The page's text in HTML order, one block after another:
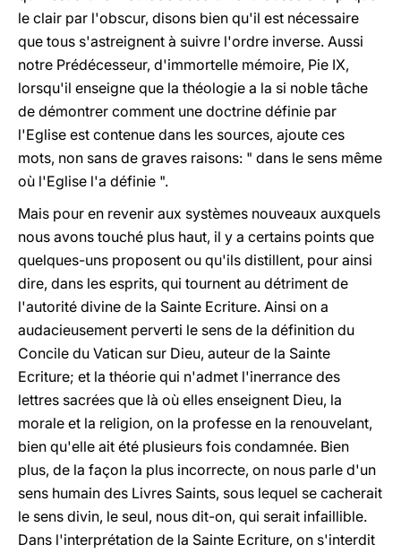
le clair par l'obscur, disons bien qu'il est nécessaire
que tous s'astreignent à suivre l'ordre inverse. Aussi
notre Prédécesseur, d'immortelle mémoire, Pie IX,
lorsqu'il enseigne que la théologie a la si noble tâche
de démontrer comment une doctrine définie par
l'Eglise est contenue dans les sources, ajoute ces
mots, non sans de graves raisons: " dans le sens même
où l'Eglise l'a définie ".
Mais pour en revenir aux systèmes nouveaux auxquels
nous avons touché plus haut, il y a certains points que
quelques-uns proposent ou qu'ils distillent, pour ainsi
dire, dans les esprits, qui tournent au détriment de
l'autorité divine de la Sainte Ecriture. Ainsi on a
audacieusement perverti le sens de la définition du
Concile du Vatican sur Dieu, auteur de la Sainte
Ecriture; et la théorie qui n'admet l'inerrance des
lettres sacrées que là où elles enseignent Dieu, la
morale et la religion, on la professe en la renouvelant,
bien qu'elle ait été plusieurs fois condamnée. Bien
plus, de la façon la plus incorrecte, on nous parle d'un
sens humain des Livres Saints, sous lequel se cacherait
le sens divin, le seul, nous dit-on, qui serait infaillible.
Dans l'interprétation de la Sainte Ecriture, on s'interdit